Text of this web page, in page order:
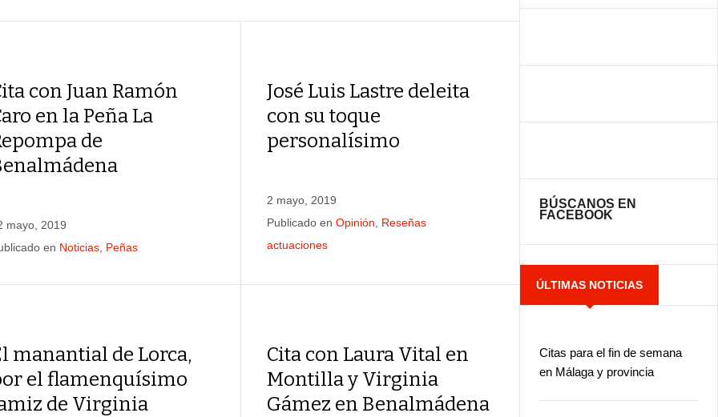
con Juan Ramón
en la Peña La
de
mayo, 2019
en Noticias Peñas
José Luis Lastre deleita
con su toque
personalísimo
2 mayo, 2019
Publicado enOpinión
Reseñas
actuaciones
manantial de Lorca,
el flamenquísimo
de Virginia
Cita con Laura Vital en
Montilla y Virginia
Gámez en Benalmádena
BÚSCANOS EN
FACEBOOK
ÚLTIMAS NOTICIAS
Citas para el fin de semana
en Málaga y provincia